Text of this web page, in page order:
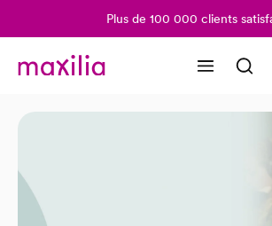
Plus de 100 000 clients